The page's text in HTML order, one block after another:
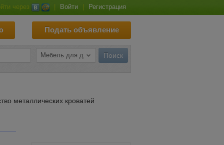
через Войти Регистрация
Подать объявление
металлических кроватей